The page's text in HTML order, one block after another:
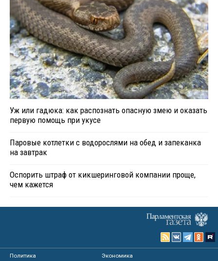
Уж или гадюка: как распознать опасную змею и оказать
первую помощь при укусе
Паровые котлетки с водорослями на обед и запеканка
на завтрак
Оспорить штраф от кикшеринговой компании проще,
чем кажется
Политика
Экономика